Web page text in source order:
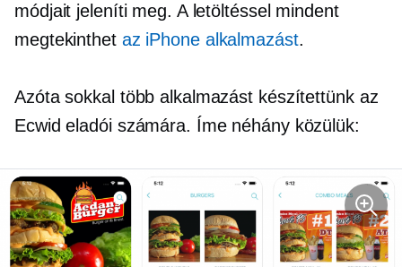
módjait jeleníti meg. A letöltéssel mindent
megtekinthet az iPhone alkalmazást.
Azóta sokkal több alkalmazást készítettünk az
Ecwid eladói számára. Íme néhány közülük: